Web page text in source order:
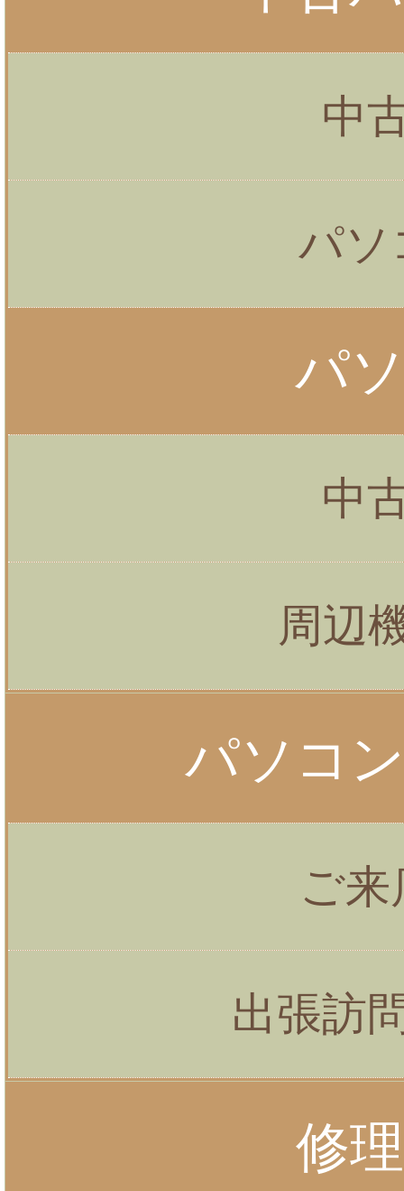
中
パソ
パ
中
周辺
パソコ
ご
出張訪
修